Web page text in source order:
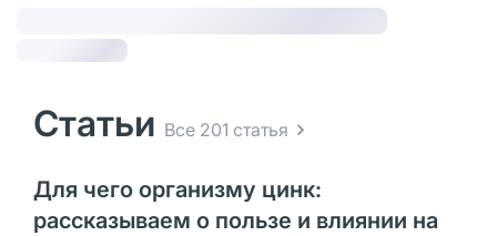
Статьи Все 201 статья
Для чего организму цинк:
рассказываем о пользе и влиянии на